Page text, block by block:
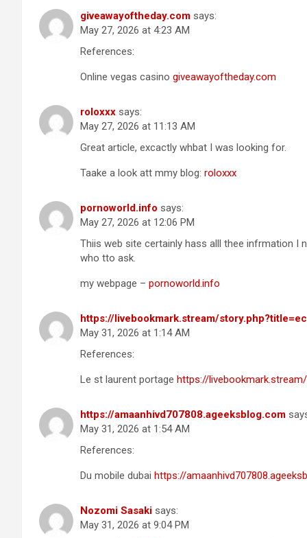
giveawayoftheday.com says:
May 27, 2026 at 4:23 AM
References:
Online vegas casino giveawayoftheday.com
roloxxx says:
May 27, 2026 at 11:13 AM
Great article, excactly whbat I was looking for.
Taake a look att mmy blog: roloxxx
pornoworld.info says:
May 27, 2026 at 12:06 PM
Thiis web site certainly hass alll thee infrmation I
who tto ask.
my webpage – pornoworld.info
https://livebookmark.stream/
May 31, 2026 at 1:14 AM
References:
Le st laurent portage https://
https://amaanhivd707808.ageeksblog.com
May 31, 2026 at 1:54 AM
References:
Du mobile dubai https://
Nozomi Sasaki says:
May 31, 2026 at 9:04 PM